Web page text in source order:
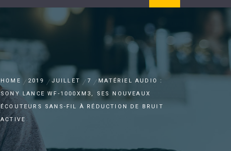
HOME 2019 JUILLET 7
MATÉRIEL AUDIO :
SONY LANCE WF-1000XM3, SES NOUVEAUX
ÉCOUTEURS SANS-FIL À RÉDUCTION DE BRUIT
ACTIVE